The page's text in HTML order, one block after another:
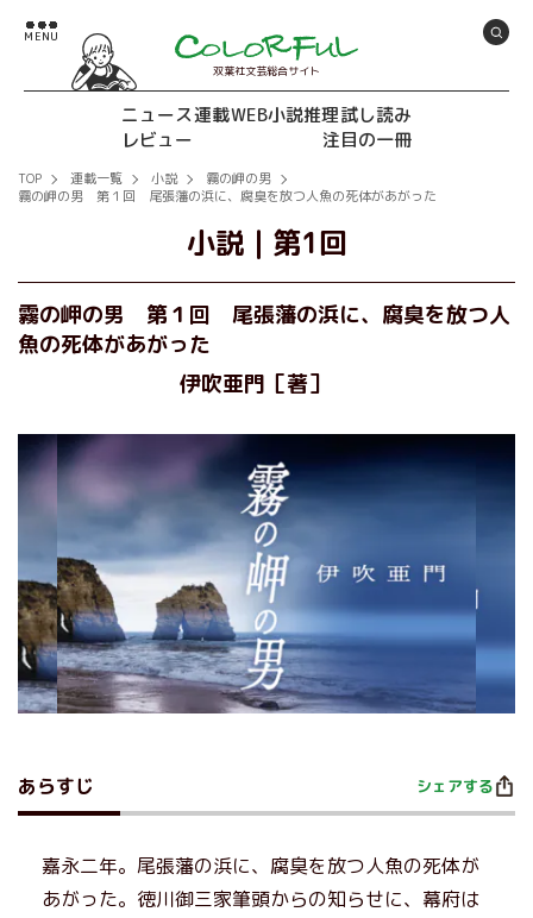
双葉社文芸総合サイト
ニュース連載WEB小説推理試し読み
レビュー
注目の一冊
TOP 連載一覧 小説
霧の岬の男
霧の岬の男 第１回 尾張藩の浜に、腐臭を放つ人魚の死体があがった
小説｜ 第1回
霧の岬の男 第１回 尾張藩の浜に、腐臭を放つ人
魚の死体があがった
伊吹亜門［著］
あらすじ シェアする
嘉永二年。尾張藩の浜に、腐臭を放つ人魚の死体が
あがった。徳川御三家筆頭からの知らせに、幕府は